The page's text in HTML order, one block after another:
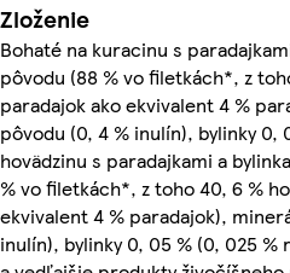
Zloženie
Bohaté na kuracinu s
pôvodu (88 % vo filetkách*, z
paradajok ako ekvivalent 4 %
pôvodu (0, 4 % inulín), bylinky 0,
hovädzinu s paradajkami a
% vo filetkách*, z toho 40, 6 %
ekvivalent 4 % paradajok),
inulín), bylinky 0, 05 % (0, 025